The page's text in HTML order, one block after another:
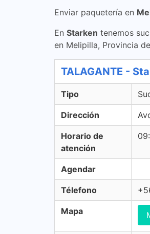
Enviar paquetería en
En Starken tenemos
en Melipilla, Provincia
TALAGANTE -
Tipo
Dirección
Horario de
atención
Agendar
Télefono
Mapa